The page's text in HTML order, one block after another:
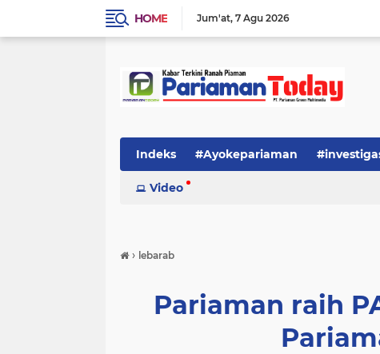
HOME Jum'at 7 Agu 2026
Indeks #Ayokepariaman
Video
› lebarab
Pariaman raih